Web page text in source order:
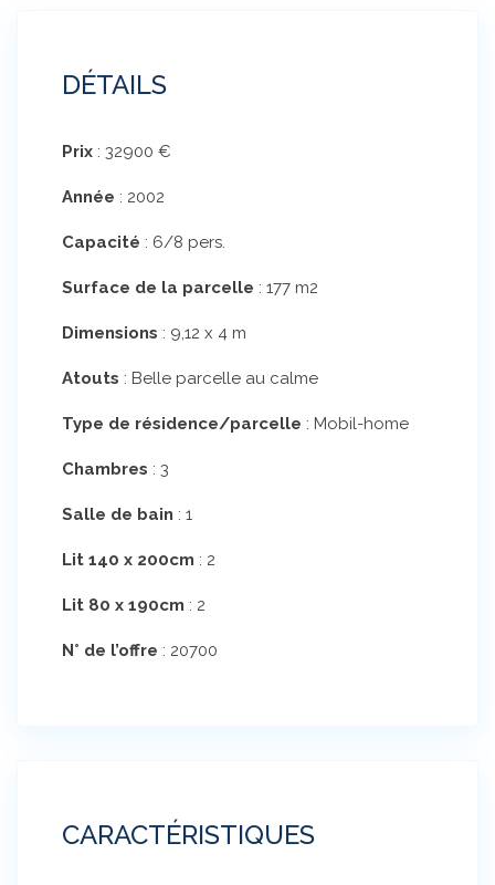
DÉTAILS
Prix : 32900 €
Année : 2002
Capacité : 6/8 pers.
Surface de la parcelle : 177 m2
Dimensions : 9,12 x 4 m
Atouts : Belle parcelle au calme
Type de résidence/parcelle : Mobil-home
Chambres : 3
Salle de bain : 1
Lit 140 x 200cm : 2
Lit 80 x 190cm : 2
N° de l’offre : 20700
CARACTÉRISTIQUES